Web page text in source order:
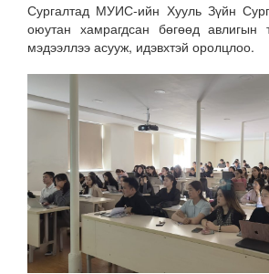
Сургалтад МУИС-ийн Хууль Зүйн
оюутан хамрагдсан бөгөөд авлигын
мэдээллээ асууж, идэвхтэй оролцлоо.